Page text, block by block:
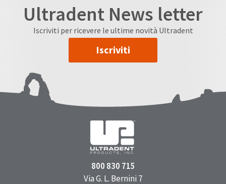
Ultradent News letter
Iscriviti per ricevere le ultime novità Ultradent
Iscriviti
800 830 715
Via G. L. Bernini 7